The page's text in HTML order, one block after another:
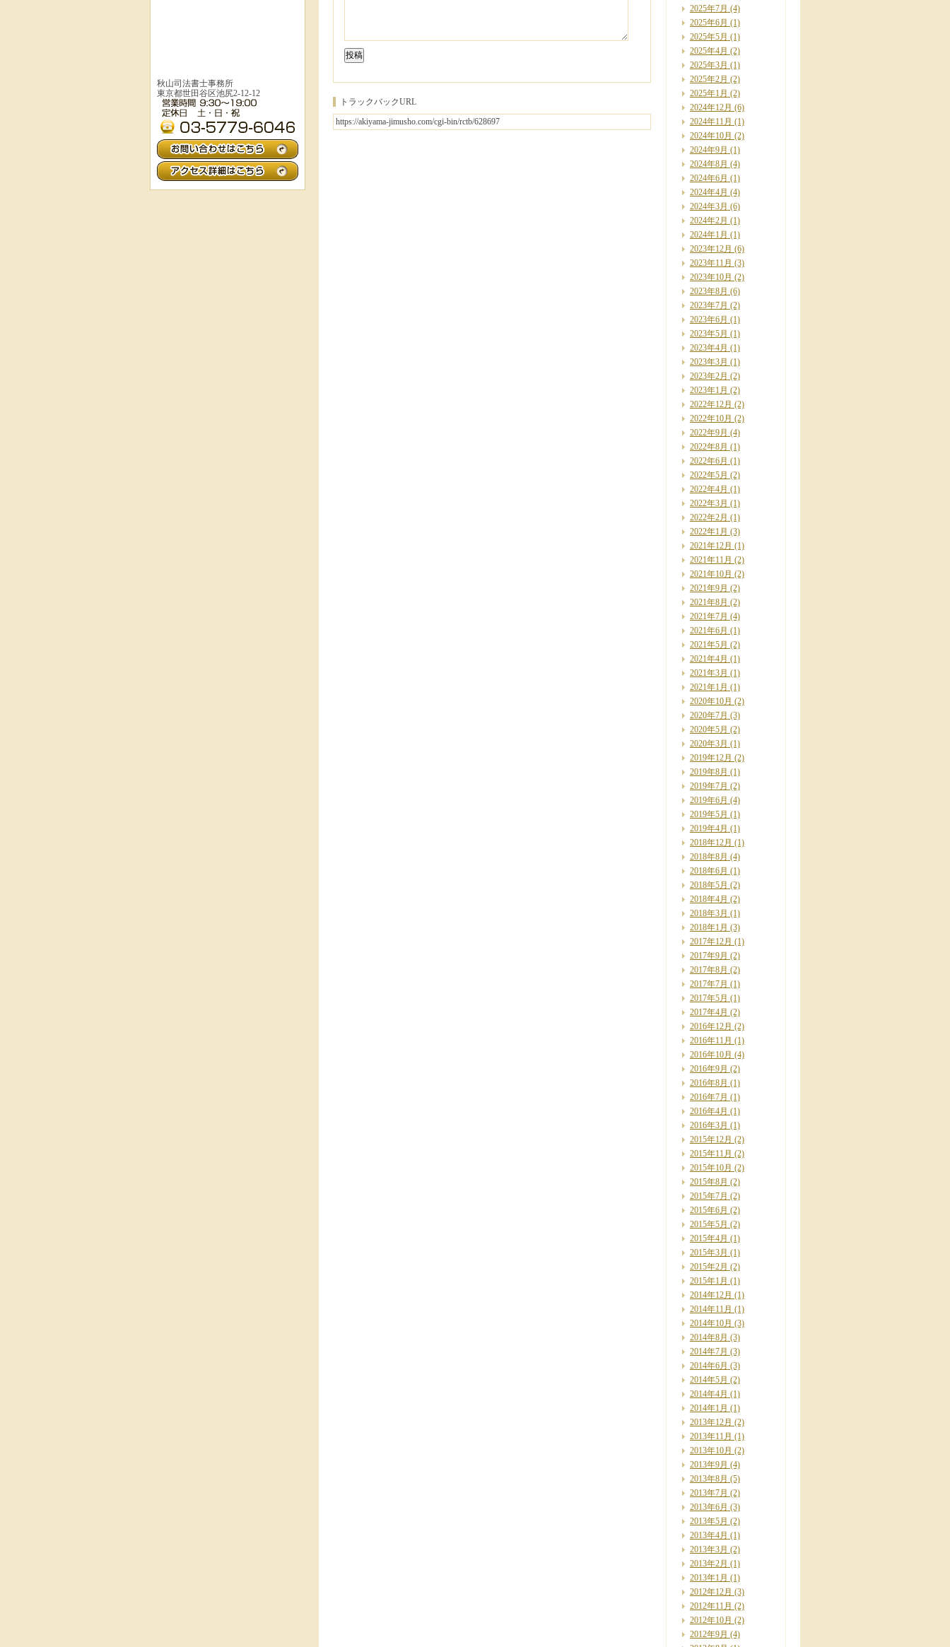
トラックバックURL
2025年7月 (4)
2025年6月 (1)
2025年5月 (1)
2025年4月 (2)
2025年3月 (1)
2025年2月 (2)
2025年1月 (2)
2024年12月 (6)
2024年11月 (1)
2024年10月 (2)
2024年9月 (1)
2024年8月 (4)
2024年6月 (1)
2024年4月 (4)
2024年3月 (6)
2024年2月 (1)
2024年1月 (1)
2023年12月 (6)
2023年11月 (3)
2023年10月 (2)
2023年8月 (6)
2023年7月 (2)
2023年6月 (1)
2023年5月 (1)
2023年4月 (1)
2023年3月 (1)
2023年2月 (2)
2023年1月 (2)
2022年12月 (2)
2022年10月 (2)
2022年9月 (4)
2022年8月 (1)
2022年6月 (1)
2022年5月 (2)
2022年4月 (1)
2022年3月 (1)
2022年2月 (1)
2022年1月 (3)
2021年12月 (1)
2021年11月 (2)
2021年10月 (2)
2021年9月 (2)
2021年8月 (2)
2021年7月 (4)
2021年6月 (1)
2021年5月 (2)
2021年4月 (1)
2021年3月 (1)
2021年1月 (1)
2020年10月 (2)
2020年7月 (3)
2020年5月 (2)
2020年3月 (1)
2019年12月 (2)
2019年8月 (1)
2019年7月 (2)
2019年6月 (4)
2019年5月 (1)
2019年4月 (1)
2018年12月 (1)
2018年8月 (4)
2018年6月 (1)
2018年5月 (2)
2018年4月 (2)
2018年3月 (1)
2018年1月 (3)
2017年12月 (1)
2017年9月 (2)
2017年8月 (2)
2017年7月 (1)
2017年5月 (1)
2017年4月 (2)
2016年12月 (2)
2016年11月 (1)
2016年10月 (4)
2016年9月 (2)
2016年8月 (1)
2016年7月 (1)
2016年4月 (1)
2016年3月 (1)
2015年12月 (2)
2015年11月 (2)
2015年10月 (2)
2015年8月 (2)
2015年7月 (2)
2015年6月 (2)
2015年5月 (2)
2015年4月 (1)
2015年3月 (1)
2015年2月 (2)
2015年1月 (1)
2014年12月 (1)
2014年11月 (1)
2014年10月 (3)
2014年8月 (3)
2014年7月 (3)
2014年6月 (3)
2014年5月 (2)
2014年4月 (1)
2014年1月 (1)
2013年12月 (2)
2013年11月 (1)
2013年10月 (2)
2013年9月 (4)
2013年8月 (5)
2013年7月 (2)
2013年6月 (3)
2013年5月 (2)
2013年4月 (1)
2013年3月 (2)
2013年2月 (1)
2013年1月 (1)
2012年12月 (3)
2012年11月 (2)
2012年10月 (2)
2012年9月 (4)
秋山司法書士事務所
東京都世田谷区池尻2-12-12